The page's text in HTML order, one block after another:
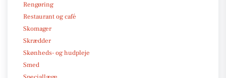
Rengøring
Restaurant og café
Skomager
Skrædder
Skønheds- og hudpleje
Smed